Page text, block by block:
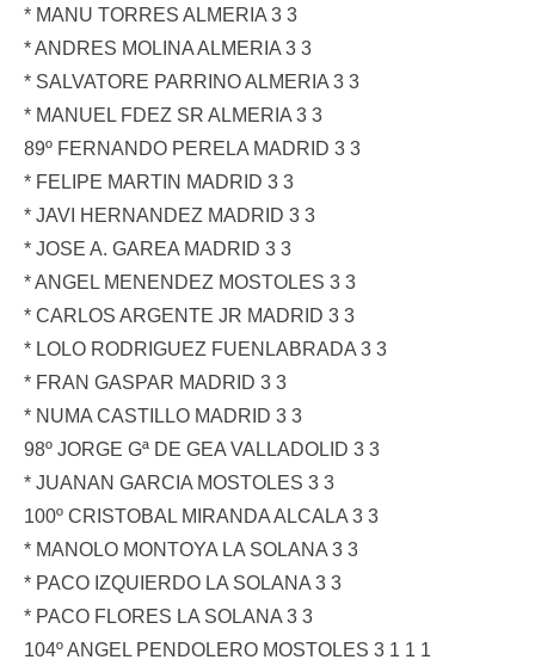
* MANU TORRES ALMERIA 3 3
* ANDRES MOLINA ALMERIA 3 3
* SALVATORE PARRINO ALMERIA 3 3
* MANUEL FDEZ SR ALMERIA 3 3
89º FERNANDO PERELA MADRID 3 3
* FELIPE MARTIN MADRID 3 3
* JAVI HERNANDEZ MADRID 3 3
* JOSE A. GAREA MADRID 3 3
* ANGEL MENENDEZ MOSTOLES 3 3
* CARLOS ARGENTE JR MADRID 3 3
* LOLO RODRIGUEZ FUENLABRADA 3 3
* FRAN GASPAR MADRID 3 3
* NUMA CASTILLO MADRID 3 3
98º JORGE Gª DE GEA VALLADOLID 3 3
* JUANAN GARCIA MOSTOLES 3 3
100º CRISTOBAL MIRANDA ALCALA 3 3
* MANOLO MONTOYA LA SOLANA 3 3
* PACO IZQUIERDO LA SOLANA 3 3
* PACO FLORES LA SOLANA 3 3
104º ANGEL PENDOLERO MOSTOLES 3 1 1 1